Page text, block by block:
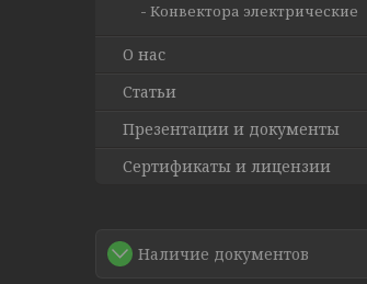
Конвектора электрические
О нас
Статьи
Презентации и документы
Сертификаты и лицензии
Наличие документов